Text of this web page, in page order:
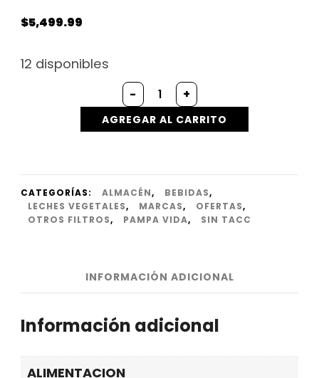
$5,499.99
12 disponibles
- Bebida
a
Base
de
Azucar
(1lts)
"Pampa
Vida"
cantidad
+
AGREGAR AL CARRITO
CATEGORÍAS: ALMACÉN, BEBIDAS,
LECHES VEGETALES, MARCAS, OFERTAS,
OTROS FILTROS, PAMPA VIDA, SIN TACC
INFORMACIÓN ADICIONAL
Información adicional
ALIMENTACION